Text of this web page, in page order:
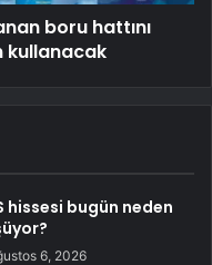
boru hattını
kullanacak
hissesi bugün neden
6, 2026